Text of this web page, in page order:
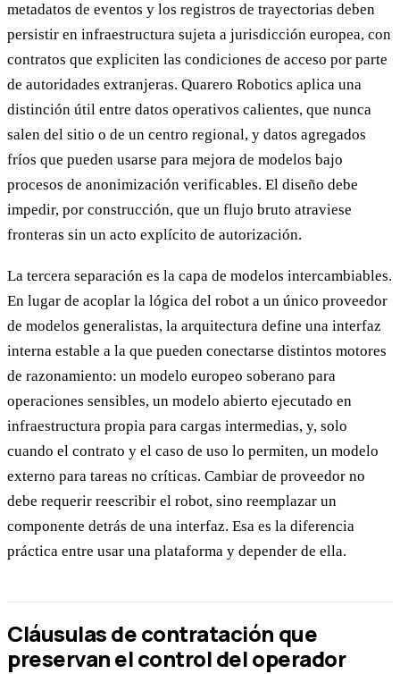
metadatos de eventos y los registros de trayectorias deben
persistir en infraestructura sujeta a jurisdicción europea, con
contratos que expliciten las condiciones de acceso por parte
de autoridades extranjeras. Quarero Robotics aplica una
distinción útil entre datos operativos calientes, que nunca
salen del sitio o de un centro regional, y datos agregados
fríos que pueden usarse para mejora de modelos bajo
procesos de anonimización verificables. El diseño debe
impedir, por construcción, que un flujo bruto atraviese
fronteras sin un acto explícito de autorización.
La tercera separación es la capa de modelos intercambiables.
En lugar de acoplar la lógica del robot a un único proveedor
de modelos generalistas, la arquitectura define una interfaz
interna estable a la que pueden conectarse distintos motores
de razonamiento: un modelo europeo soberano para
operaciones sensibles, un modelo abierto ejecutado en
infraestructura propia para cargas intermedias, y, solo
cuando el contrato y el caso de uso lo permiten, un modelo
externo para tareas no críticas. Cambiar de proveedor no
debe requerir reescribir el robot, sino reemplazar un
componente detrás de una interfaz. Esa es la diferencia
práctica entre usar una plataforma y depender de ella.
Cláusulas de contratación que
preservan el control del operador